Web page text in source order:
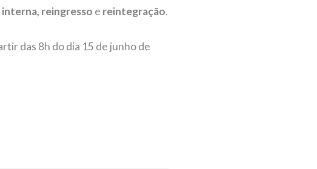
reingresso e reintegração.
das 8h do dia 15 de junho de